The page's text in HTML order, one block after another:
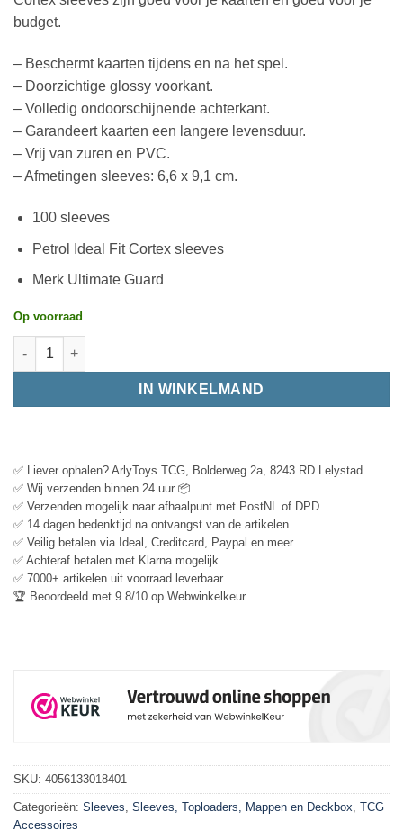
budget.
– Beschermt kaarten tijdens en na het spel.
– Doorzichtige glossy voorkant.
– Volledig ondoorschijnende achterkant.
– Garandeert kaarten een langere levensduur.
– Vrij van zuren en PVC.
– Afmetingen sleeves: 6,6 x 9,1 cm.
100 sleeves
Petrol Ideal Fit Cortex sleeves
Merk Ultimate Guard
Op voorraad
IN WINKELMAND
✅ Liever ophalen? ArlyToys TCG, Bolderweg 2a, 8243 RD Lelystad
✅ Wij verzenden binnen 24 uur 📦
✅ Verzenden mogelijk naar afhaalpunt met PostNL of DPD
✅ 14 dagen bedenktijd na ontvangst van de artikelen
✅ Veilig betalen via Ideal, Creditcard, Paypal en meer
✅ Achteraf betalen met Klarna mogelijk
✅ 7000+ artikelen uit voorraad leverbaar
🏆 Beoordeeld met 9.8/10 op Webwinkelkeur
SKU: 4056133018401
Categorieën: Sleeves Sleeves, Toploaders, Mappen en Deckbox TCG
Accessoires